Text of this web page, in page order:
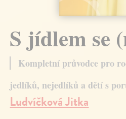
S jídlem se
Kompletní průvodce pro
jedlíků, nejedlíků a dětí s
Ludvíčková Jitka